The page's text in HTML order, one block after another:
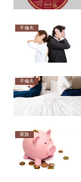
不倫夫
不倫夫
家族